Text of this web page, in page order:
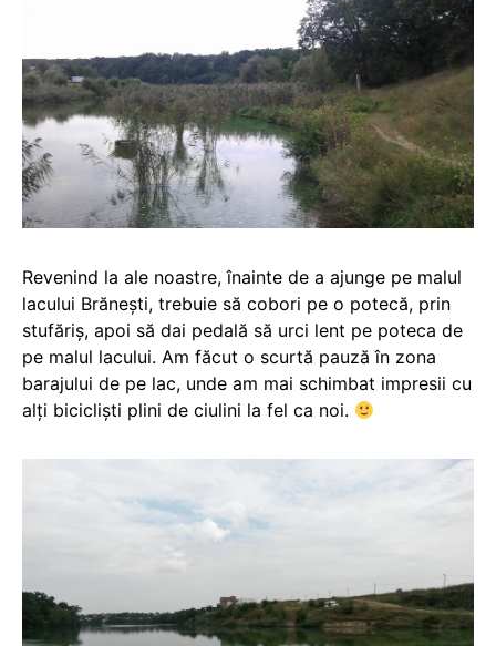
Revenind la ale noastre, înainte de a ajunge pe malul
lacului Brănești, trebuie să cobori pe o potecă, prin
stufăriș, apoi să dai pedală să urci lent pe poteca de
pe malul lacului. Am făcut o scurtă pauză în zona
barajului de pe lac, unde am mai schimbat impresii cu
alți bicicliști plini de ciulini la fel ca noi.